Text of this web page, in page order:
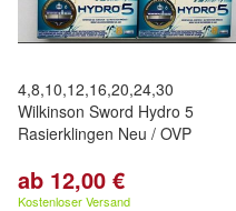
4,8,10,12,16,20,24,30
Wilkinson Sword Hydro 5
Rasierklingen Neu / OVP
ab 12,00 €
Kostenloser Versand